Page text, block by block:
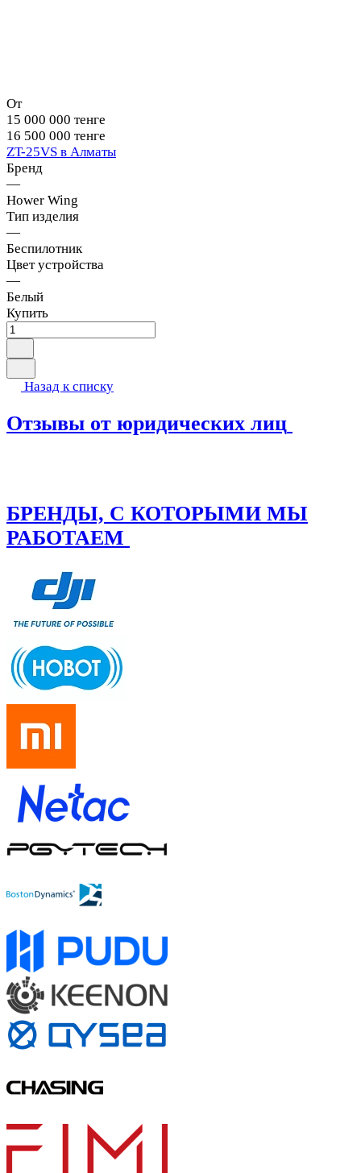
От
15 000 000 тенге
16 500 000 тенге
ZT-25VS в Алматы
Бренд
—
Hower Wing
Тип изделия
—
Беспилотник
Цвет устройства
—
Белый
Купить
Назад к списку
Отзывы от юридических лиц
БРЕНДЫ, С КОТОРЫМИ МЫ
РАБОТАЕМ